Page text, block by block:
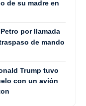
de su madre en
por llamada
de mando
Trump tuvo
con un avión